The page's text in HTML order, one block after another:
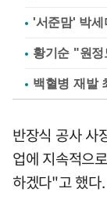
'서준맘' 박
황기순 "원
백혈병 재발
반장식 공사 사
업에 지속적으
하겠다"고 했다.